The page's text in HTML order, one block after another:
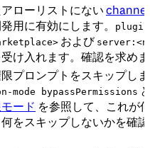
ローリストにない
用に有効にします。
および
け入れます。確認を求め
プロンプトをスキップし
mode bypassPermissions
ード を参照して、これが
をスキップしないかを確